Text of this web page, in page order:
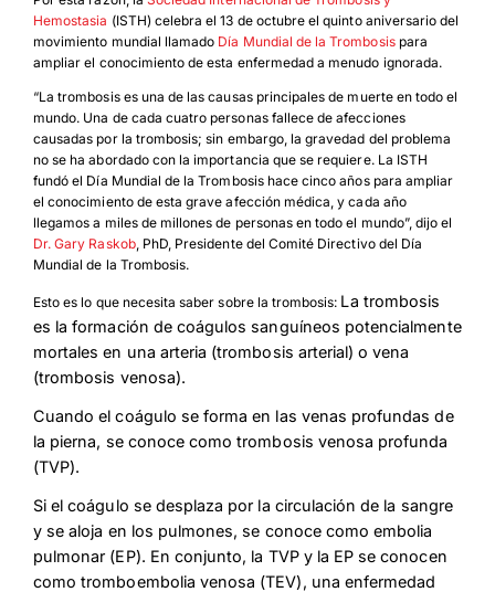
Hemostasia (ISTH) celebra el 13 de octubre el quinto aniversario del
movimiento mundial llamado Día Mundial de la Trombosispara
ampliar el conocimiento de esta enfermedad a menudo ignorada.
“La trombosis es una de las causas principales de muerte en todo el
mundo. Una de cada cuatro personas fallece de afecciones
causadas por la trombosis; sin embargo, la gravedad del problema
no se ha abordado con la importancia que se requiere. La ISTH
fundó el Día Mundial de la Trombosis hace cinco años para ampliar
el conocimiento de esta grave afección médica, y cada año
llegamos a miles de millones de personas en todo el mundo”, dijo el
Dr. Gary Raskob, PhD, Presidente del Comité Directivo del Día
Mundial de la Trombosis.
Esto es lo que necesita saber sobre la trombosis: La trombosis
es la formación de coágulos sanguíneos potencialmente
mortales en una arteria (trombosis arterial) o vena
(trombosis venosa).
Cuando el coágulo se forma en las venas profundas de
la pierna, se conoce como trombosis venosa profunda
(TVP).
Si el coágulo se desplaza por la circulación de la sangre
y se aloja en los pulmones, se conoce como embolia
pulmonar (EP). En conjunto, la TVP y la EP se conocen
como tromboembolia venosa (TEV), una enfermedad